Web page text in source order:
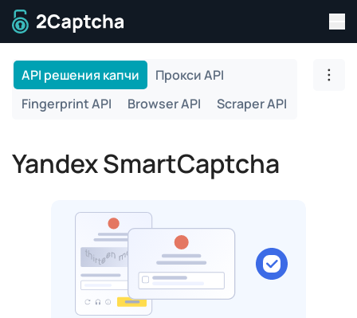
Перейти на главную страницу
API решения капчи
Прокси API
Fingerprint API
Browser API Scraper API
Yandex SmartCaptcha